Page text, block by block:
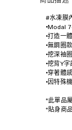
#水凍膜
•Modal
•打造一
•無鋼圈
•挖深袖
•挖背Y
•穿著體
•因特殊
*此單品
*貼身商